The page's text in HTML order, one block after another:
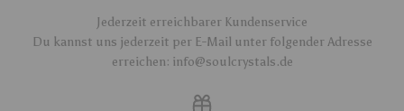
Jederzeit erreichbarer Kundenservice
Du kannst uns jederzeit per E-Mail unter folgender Adresse
erreichen: info@soulcrystals.de